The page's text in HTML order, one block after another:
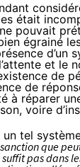
était
pouvait
égrainé
d’un
et le
de
de
à réparer
voire
tel
que
pas dans